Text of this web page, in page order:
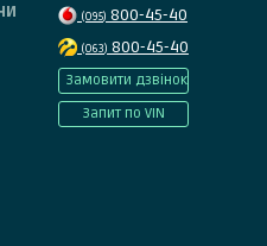
(095) 800-45-40
(063) 800-45-40
Замовити дзвінок
Запит по VIN